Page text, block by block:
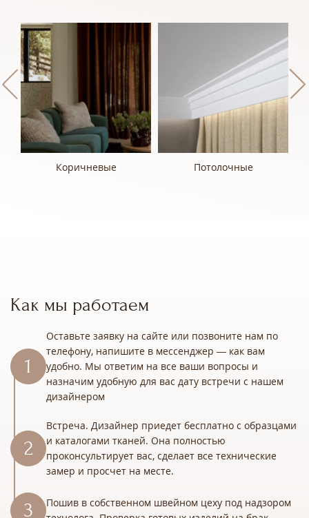
Коричневые Потолочные
Как мы работаем
Оставьте заявку на сайте или позвоните нам по
телефону, напишите в мессенджер — как вам
удобно. Мы ответим на все ваши вопросы и
назначим удобную для вас дату встречи с нашем
дизайнером
Встреча. Дизайнер приедет бесплатно с образцами
и каталогами тканей. Она полностью
проконсультирует вас, сделает все технические
замер и просчет на месте.
Пошив в собственном швейном цеху под надзором